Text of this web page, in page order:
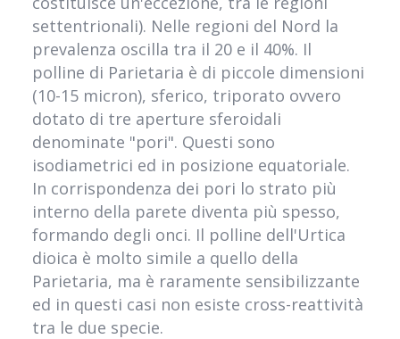
settentrionali). Nelle regioni del Nord la
prevalenza oscilla tra il 20 e il 40%. Il
polline di Parietaria è di piccole dimensioni
(10-15 micron), sferico, triporato ovvero
dotato di tre aperture sferoidali
denominate "pori". Questi sono
isodiametrici ed in posizione equatoriale.
In corrispondenza dei pori lo strato più
interno della parete diventa più spesso,
formando degli onci. Il polline dell'Urtica
dioica è molto simile a quello della
Parietaria, ma è raramente sensibilizzante
ed in questi casi non esiste cross-reattività
tra le due specie.